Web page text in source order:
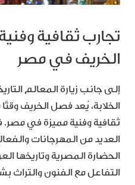
تجارب ثقافية
الخريف في مصر
إلى جانب زيارة المعالم
الخلابة، يُعد فصل الخريف وقتًا
ثقافية وفنية مميزة في
العديد من المهرجانات
الحضارة المصرية وتاريخها
التفاعل مع الفنون والتراث